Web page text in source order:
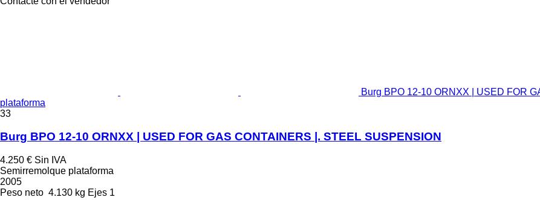
Burg BPO 12-10 ORNXX | USED FOR
plataforma
33
Burg BPO 12-10 ORNXX | USED FOR GAS CONTAINERS |. STEEL SUSPENSION
4.250 € Sin IVA
Semirremolque plataforma
2005
Peso neto 4.130 kg Ejes 1